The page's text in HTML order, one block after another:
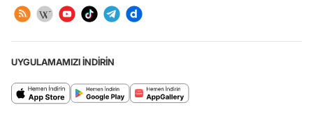
UYGULAMAMIZI İNDİRİN